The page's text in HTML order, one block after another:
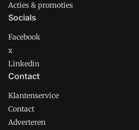
Acties & promoties
Socials
Facebook
x
Linkedin
Contact
Klantenservice
Contact
Adverteren